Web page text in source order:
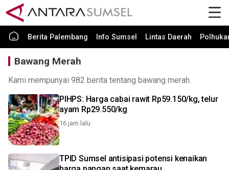
Berita Palembang Info Sumsel Lintas Daerah
Bawang Merah
Kami mempunyai 982 berita tentang bawang merah.
PIHPS: Harga cabai rawit Rp59.150/kg, telur
ayam Rp29.550/kg
16 jam lalu
TPID Sumsel antisipasi potensi kenaikan